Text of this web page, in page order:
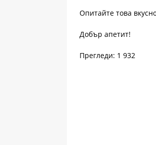
Опитайте това
Добър апетит!
Прегледи: 1 932